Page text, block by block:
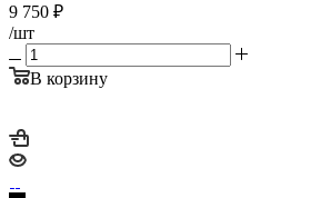
9 750 ₽
/шт
В корзину